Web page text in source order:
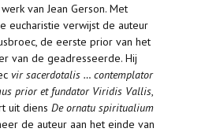
van Jean Gerson. Met
eucharistie verwijst de auteur
de eerste prior van het
van de geadresseerde. Hij
vir sacerdotalis … contemplator
prior et fundator Viridis Vallis,
uit diens De ornatu spiritualium
de auteur aan het einde van